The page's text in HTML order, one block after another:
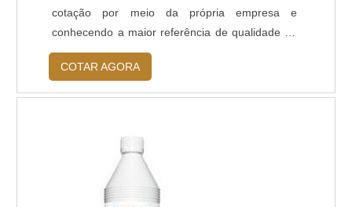
cotação por meio da própria empresa e
conhecendo a maior referência de qualidade da
área de atuação. Quando a busca é por comprar
enforca gato, com a equipe da Mantai
Distribuidora obterá proteção com soluções que
COMPRAR ENFORCA GA...
COTAR AGORA